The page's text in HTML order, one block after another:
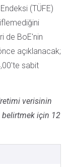
(TÜFE)
de BoE'nin
açıklanacak;
sabit
verisinin
belirtmek için 12